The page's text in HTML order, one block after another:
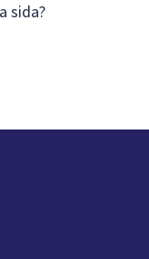
sida?